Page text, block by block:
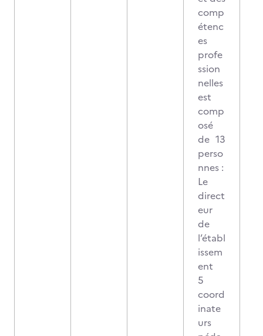
comp
étenc
es
profe
ssion
nelles
est
comp
osé
de 13
perso
nnes :
Le
direct
eur
de
l’établ
issem
ent
5
coord
inate
urs